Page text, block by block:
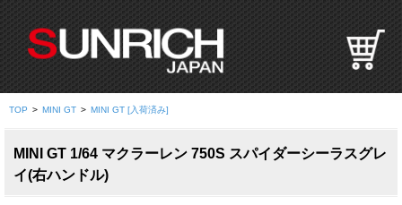
R
I
H
J
TOP > MINI GT > MINI GT [入荷済み]
MINI GT 1/64 マクラーレン 750S スパイダーシーラスグレ
イ(右ハンドル)